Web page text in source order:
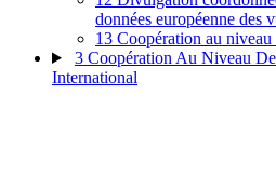
données européenne des
13 Coopération au niveau
3 Coopération Au Niveau
International